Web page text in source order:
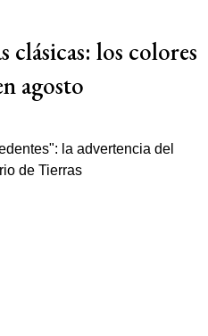
clásicas: los colores
agosto